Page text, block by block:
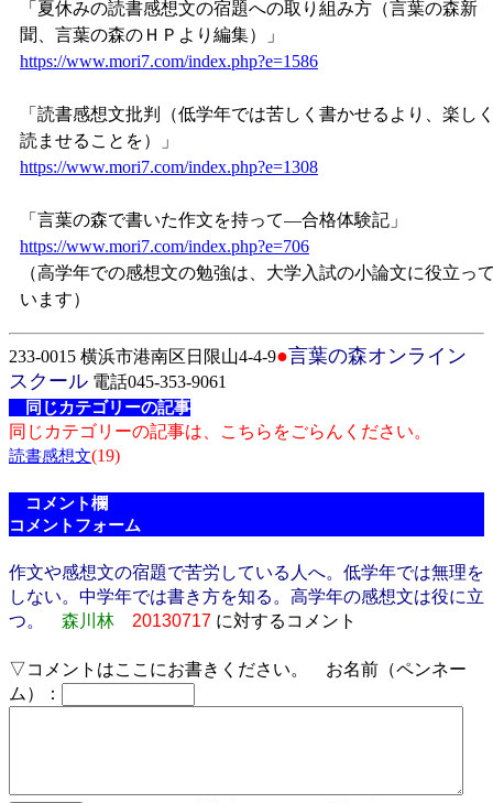
「夏休みの読書感想文の宿題への取り組み方（言葉の森新
聞、言葉の森のＨＰより編集）」
https://www.mori7.com/index.php?e=1586
「読書感想文批判（低学年では苦しく書かせるより、楽し
読ませることを）」
https://www.mori7.com/index.php?e=1308
「言葉の森で書いた作文を持って―合格体験記」
https://www.mori7.com/index.php?e=706
（高学年での感想文の勉強は、大学入試の小論文に役立っ
います）
233-0015 横浜市港南区日限山4-4-9●言葉の森オンライン
スクール 電話045-353-9061
同じカテゴリーの記事
同じカテゴリーの記事は、こちらをごらんください。
読書感想文(19)
コメント欄
コメントフォーム
作文や感想文の宿題で苦労している人へ。低学年では無理を
しない。中学年では書き方を知る。高学年の感想文は役に立
つ。
森川林 20130717 に対するコメント
▽コメントはここにお書きください。 お名前（ペンネー
ム）：